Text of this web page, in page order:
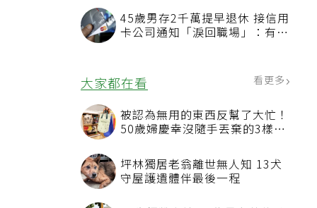
45歲男存2千萬提早退休 接信用
卡公司通知「淚回職場」：有錢
大家都在看 看更多
被認為無用的東西反幫了大忙！
50歲婦慶幸沒隨手丟棄的3樣物
坪林獨居老翁離世無人知 13犬
守屋護遺體伴最後一程